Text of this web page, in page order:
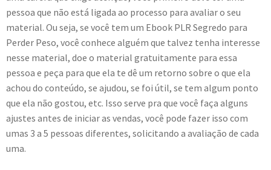
pessoa que não está ligada ao processo para avaliar o seu
material. Ou seja, se você tem um Ebook PLR Segredo para
Perder Peso, você conhece alguém que talvez tenha interesse
nesse material, doe o material gratuitamente para essa
pessoa e peça para que ela te dê um retorno sobre o que ela
achou do conteúdo, se ajudou, se foi útil, se tem algum ponto
que ela não gostou, etc. Isso serve pra que você faça alguns
ajustes antes de iniciar as vendas, você pode fazer isso com
umas 3 a 5 pessoas diferentes, solicitando a avaliação de cada
uma.